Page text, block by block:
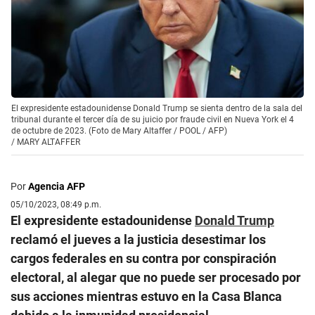
El expresidente estadounidense Donald Trump se sienta dentro de la sala del
tribunal durante el tercer día de su juicio por fraude civil en Nueva York el 4
de octubre de 2023. (Foto de Mary Altaffer / POOL / AFP)
/ MARY ALTAFFER
PorAgencia AFP
05/10/2023, 08:49 p.m.
El expresidente estadounidense Donald Trump
reclamó el jueves a la justicia desestimar los
cargos federales en su contra por conspiración
electoral, al alegar que no puede ser procesado por
sus acciones mientras estuvo en la Casa Blanca